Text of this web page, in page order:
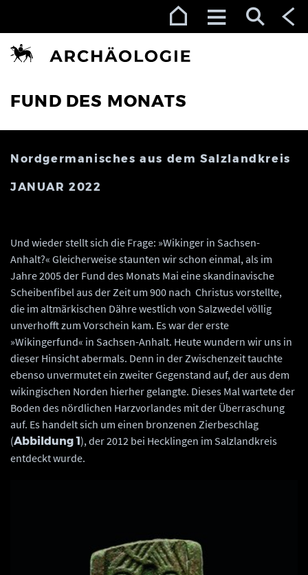
FUND DES MONATS
Nordgermanisches aus dem Salzlandkreis
JANUAR 2022
Und wieder stellt sich die Frage: »Wikinger in Sachsen-
Anhalt?« Gleicherweise staunten wir schon einmal, als im
Jahre 2005 der Fund des Monats Mai eine skandinavische
Scheibenfibel aus der Zeit um 900 nach Christus vorstellte,
die im altmärkischen Dähre westlich von Salzwedel völlig
unverhofft zum Vorschein kam. Es war der erste
»Wikingerfund« in Sachsen-Anhalt. Heute wundern wir uns in
dieser Hinsicht abermals. Denn in der Zwischenzeit tauchte
ebenso unvermutet ein zweiter Gegenstand auf, der aus dem
wikingischen Norden hierher gelangte. Dieses Mal wartete der
Boden des nördlichen Harzvorlandes mit der Überraschung
auf. Es handelt sich um einen bronzenen Zierbeschlag
(Abbildung 1 ), der 2012 bei Hecklingen im Salzlandkreis
entdeckt wurde.